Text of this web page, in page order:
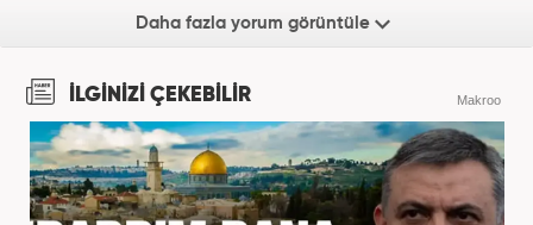
Daha fazla yorum görüntüle
İLGİNİZİ ÇEKEBİLİR Makroo